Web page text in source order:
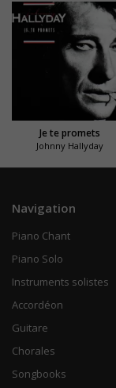
Je te promets
Johnny Hallyday
Navigation
Piano Chant
Piano Solo
Instruments solistes
Accordéon
Guitare
Chorales
Songbooks